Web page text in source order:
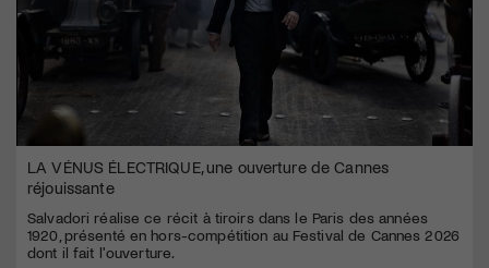
LA VÉNUS ÉLECTRIQUE, une ouverture de Cannes
réjouissante
Salvadori réalise ce récit à tiroirs dans le Paris des années
1920, présenté en hors-compétition au Festival de Cannes 2026
dont il fait l'ouverture.